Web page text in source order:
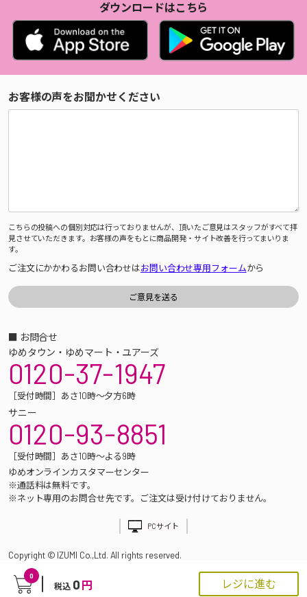
0
税込 0 円 レジに進む
ダウンロードはこちら
お客様の声をお聞かせください
こちらの投稿への個別対応は行っておりませんが、頂いたご意見はスタッフがすべて拝
見させていただきます。お客様の声をもとに商品開発・サイト改善を行ってまいりま
す。
ご注文にかかわるお問い合わせはお問い合わせ専用フォームから
■ お問合せ
ゆめタウン・ゆめマート・ユアーズ
0120-37-1947
［受付時間］あさ10時～夕方6時
サニー
0120-93-8851
［受付時間］あさ10時～よる9時
ゆめオンラインカスタマーセンター
※通話料は無料です。
※ネット専用のお問合せ先です。ご注文は受け付けておりません。
PCサイト
Copyright © IZUMI Co.,Ltd. All rights reserved.